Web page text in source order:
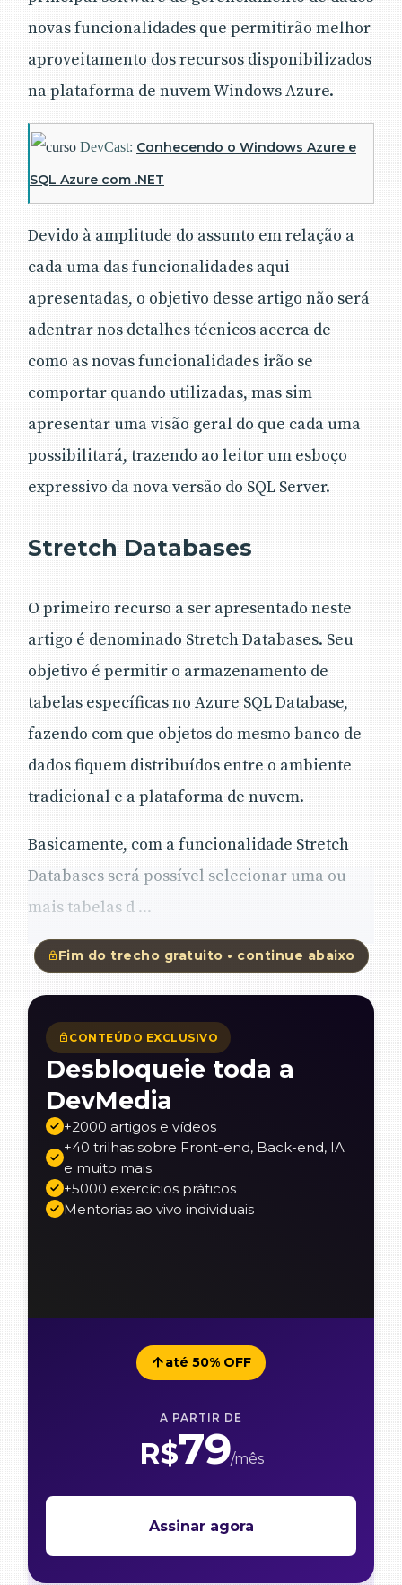
novas funcionalidades que permitirão melhor
aproveitamento dos recursos disponibilizados
na plataforma de nuvem Windows Azure.
DevCast: Conhecendo o Windows Azure e
SQL Azure com .NET
Devido à amplitude do assunto em relação a
cada uma das funcionalidades aqui
apresentadas, o objetivo desse artigo não será
adentrar nos detalhes técnicos acerca de
como as novas funcionalidades irão se
comportar quando utilizadas, mas sim
apresentar uma visão geral do que cada uma
possibilitará, trazendo ao leitor um esboço
expressivo da nova versão do SQL Server.
Stretch Databases
O primeiro recurso a ser apresentado neste
artigo é denominado Stretch Databases. Seu
objetivo é permitir o armazenamento de
tabelas específicas no Azure SQL Database,
fazendo com que objetos do mesmo banco de
dados fiquem distribuídos entre o ambiente
tradicional e a plataforma de nuvem.
Basicamente, com a funcionalidade Stretch
Databases será possível selecionar uma ou
mais tabelas d ...
Fim do trecho gratuito • continue abaixo
CONTEÚDO EXCLUSIVO
Desbloqueie toda a
DevMedia
+2000 artigos e vídeos
+40 trilhas sobre Front-end, Back-end, IA
e muito mais
+5000 exercícios práticos
Mentorias ao vivo individuais
até 50% OFF
A PARTIR DE
R$79/mês
Assinar agora